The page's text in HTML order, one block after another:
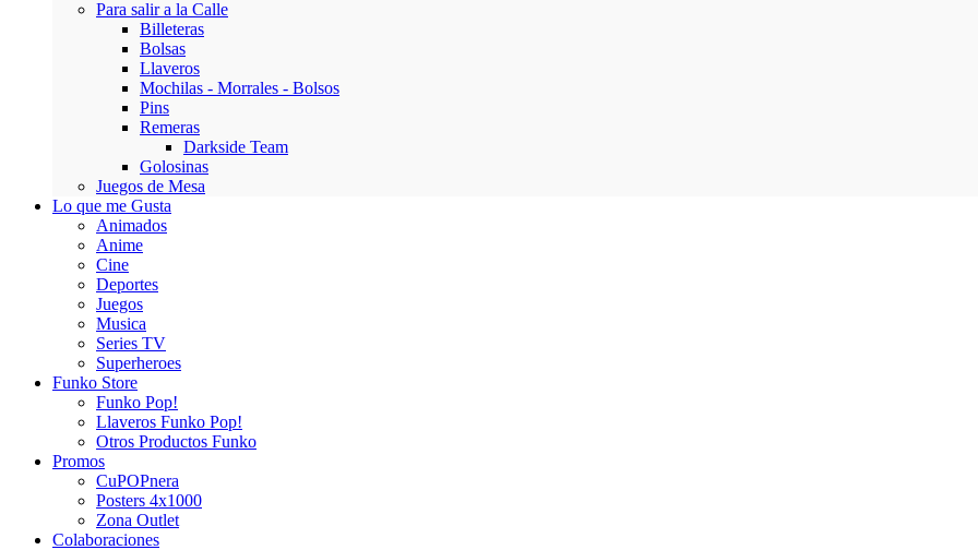
Para salir a la Calle
Billeteras
Bolsas
Llaveros
Mochilas - Morrales - Bolsos
Pins
Remeras
Darkside Team
Golosinas
Juegos de Mesa
Lo que me Gusta
Animados
Anime
Cine
Deportes
Juegos
Musica
Series TV
Superheroes
Funko Store
Funko Pop!
Llaveros Funko Pop!
Otros Productos Funko
Promos
CuPOPnera
Posters 4x1000
Zona Outlet
Colaboraciones